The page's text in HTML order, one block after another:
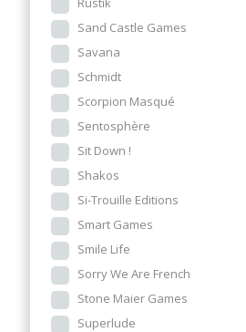
Sand Castle Games
Savana
Schmidt
Scorpion Masqué
Sentosphère
Sit Down !
Shakos
Si-Trouille Editions
Smart Games
Smile Life
Sorry We Are French
Stone Maier Games
Superlude